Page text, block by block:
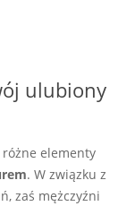
ulubiony
elementy
. W związku z
zaś mężczyźni